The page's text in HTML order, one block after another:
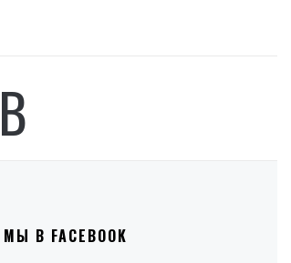
МЫ В FACEBOOK